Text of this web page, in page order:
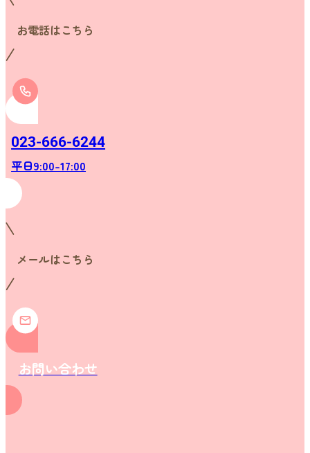
お電話はこちら
023-666-6244
平日9:00-17:00
メールはこちら
お問い合わせ